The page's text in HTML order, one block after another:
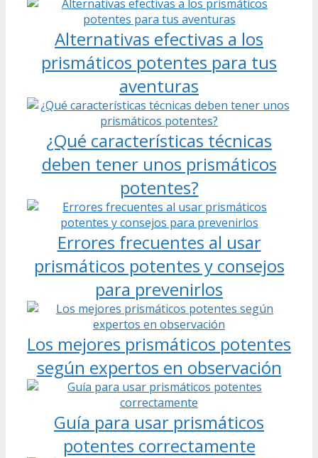
Alternativas efectivas a los
prismáticos potentes para tus
aventuras
¿Qué características técnicas
deben tener unos prismáticos
potentes?
Errores frecuentes al usar
prismáticos potentes y consejos
para prevenirlos
Los mejores prismáticos potentes
según expertos en observación
Guía para usar prismáticos
potentes correctamente